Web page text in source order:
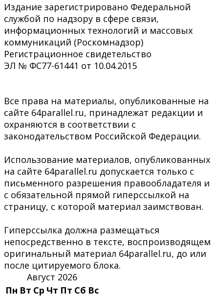
Издание зарегистрировано Федеральной
службой по надзору в сфере связи,
информационных технологий и массовых
коммуникаций (Роскомнадзор)
Регистрационное свидетельство
ЭЛ № ФС77-61441 от 10.04.2015
Все права на материалы, опубликованные на
сайте 64parallel.ru, принадлежат редакции и
охраняются в соответствии с
законодательством Российской Федерации.
Использование материалов, опубликованных
на сайте 64parallel.ru допускается только с
письменного разрешения правообладателя и
с обязательной прямой гиперссылкой на
страницу, с которой материал заимствован.
Гиперссылка должна размещаться
непосредственно в тексте, воспроизводящем
оригинальный материал 64parallel.ru, до или
после цитируемого блока.
Август 2026
Пн Вт Ср Чт Пт Сб Вс